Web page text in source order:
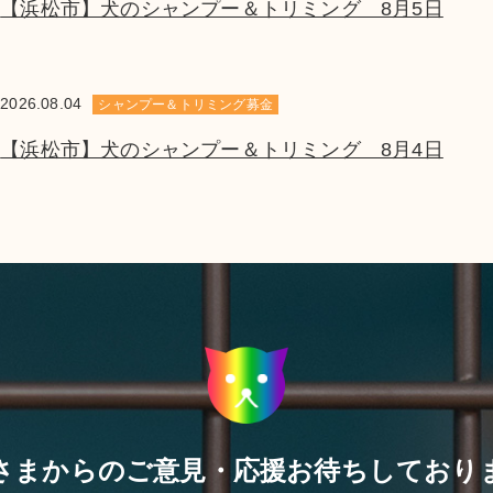
【浜松市】犬のシャンプー＆トリミング 8月5日
2026.08.04 シャンプー＆トリミング募金
【浜松市】犬のシャンプー＆トリミング 8月4日
まからのご意見・応援お待ちしており